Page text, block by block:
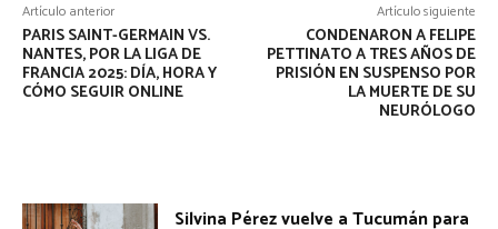
Artículo anterior
PARIS SAINT-GERMAIN VS.
NANTES, POR LA LIGA DE
FRANCIA 2025: DÍA, HORA Y
CÓMO SEGUIR ONLINE
Artículo siguiente
CONDENARON A FELIPE
PETTINATO A TRES AÑOS DE
PRISIÓN EN SUSPENSO POR
LA MUERTE DE SU
NEURÓLOGO
Silvina Pérez vuelve a Tucumán para